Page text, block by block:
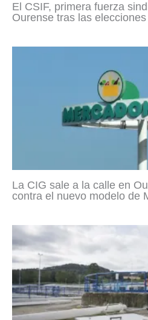
El CSIF, primera fuerza
Ourense tras las
La CIG sale a la calle en
contra el nuevo modelo de